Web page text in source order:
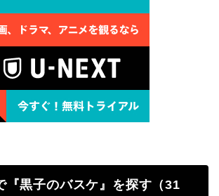
『黒子のバスケ』を探す（31